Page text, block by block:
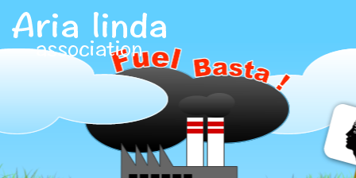
Association
Aria Linda